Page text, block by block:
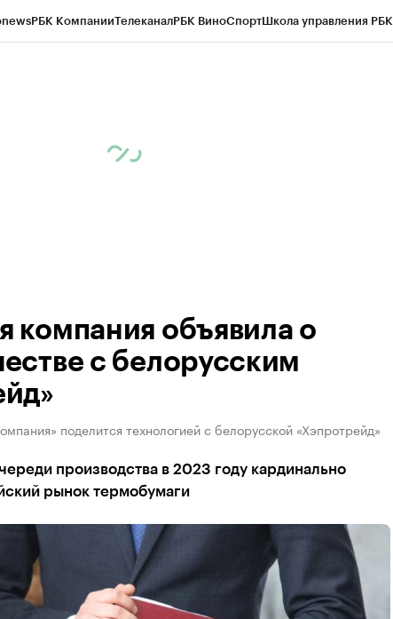
РБК КомпанииТелеканалРБК ВиноСпортШкола управления РБК
компания объявила о
с белорусским
поделится технологией с белорусской «Хэпротрейд»
производства в 2023 году кардинально
рынок термобумаги